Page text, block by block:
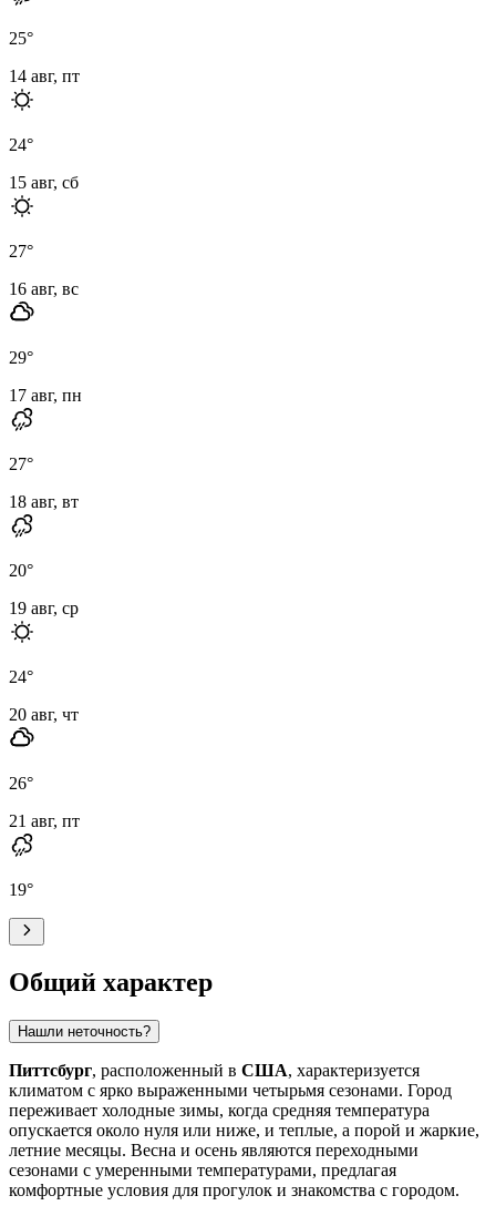
25°
14 авг, пт
24°
15 авг, сб
27°
16 авг, вс
29°
17 авг, пн
27°
18 авг, вт
20°
19 авг, ср
24°
20 авг, чт
26°
21 авг, пт
19°
Общий характер
Нашли неточность?
Питтсбург, расположенный в США, характеризуется
климатом с ярко выраженными четырьмя сезонами. Город
переживает холодные зимы, когда средняя температура
опускается около нуля или ниже, и теплые, а порой и жаркие,
летние месяцы. Весна и осень являются переходными
сезонами с умеренными температурами, предлагая
комфортные условия для прогулок и знакомства с городом.